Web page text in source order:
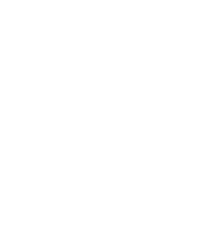
ます
数内に発送してい